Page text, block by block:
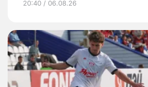
20:40 / 06.08.26